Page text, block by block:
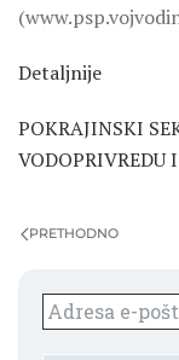
Detaljnije
POKRAJINSKI
VODOPRIVREDU
PRETHODNO